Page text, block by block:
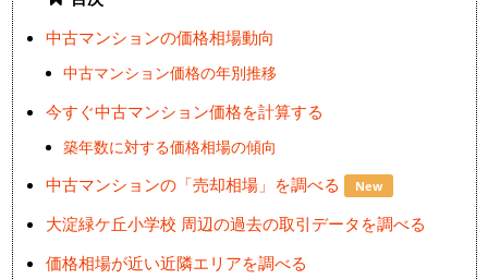
中古マンションの価格相場動向
中古マンション価格の年別推移
今すぐ中古マンション価格を計算する
築年数に対する価格相場の傾向
中古マンションの「売却相場」を調べる New
大淀緑ケ丘小学校 周辺の過去の取引データを調べる
価格相場が近い近隣エリアを調べる